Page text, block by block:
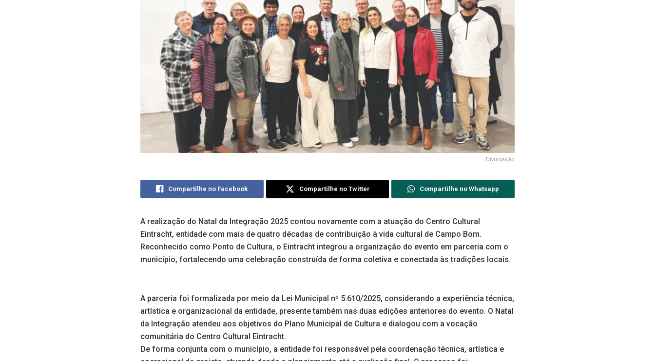
Divulgação
Compartilhe no Facebook Compartilhe no Twitter Compartilhe no Whatsapp
A realização do Natal da Integração 2025 contou novamente com a atuação do Centro Cultural
Eintracht, entidade com mais de quatro décadas de contribuição à vida cultural de Campo Bom.
Reconhecido como Ponto de Cultura, o Eintracht integrou a organização do evento em parceria com o
município, fortalecendo uma celebração construída de forma coletiva e conectada às tradições locais.
A parceria foi formalizada por meio da Lei Municipal nº 5.610/2025, considerando a experiência técnica,
artística e organizacional da entidade, presente também nas duas edições anteriores do evento. O Natal
da Integração atendeu aos objetivos do Plano Municipal de Cultura e dialogou com a vocação
comunitária do Centro Cultural Eintracht.
De forma conjunta com o município, a entidade foi responsável pela coordenação técnica, artística e